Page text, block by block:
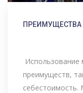
Использование
преимуществ,
себестоимость.